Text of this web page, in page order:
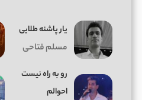
یار پاشنه طلایی
مسلم فتاحی
رو به راه نیست
احوالم